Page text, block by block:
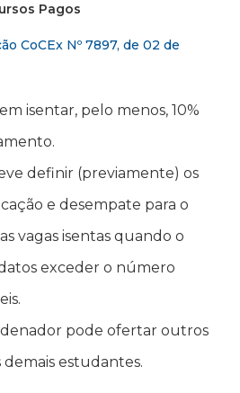
Pagos
CoCEx Nº 7897, de 02 de
isentar, pelo menos, 10%
definir (previamente) os
e desempate para o
vagas isentas quando o
exceder o número
pode ofertar outros
demais estudantes.